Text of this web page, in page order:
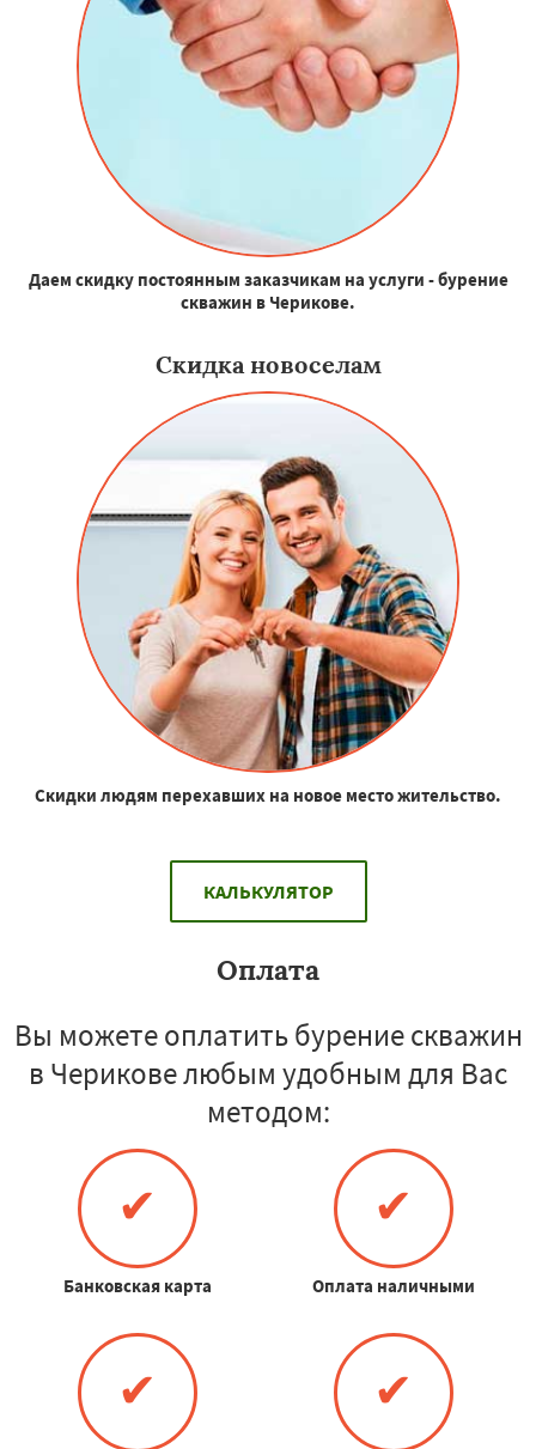
Даем скидку постоянным заказчикам на услуги - бурение
скважин в Черикове.
Скидка новоселам
Скидки людям перехавших на новое место жительство.
КАЛЬКУЛЯТОР
Оплата
Вы можете оплатить бурение скважин
в Черикове любым удобным для Вас
методом:
✔
Банковская карта
✔
Оплата наличными
✔ ✔